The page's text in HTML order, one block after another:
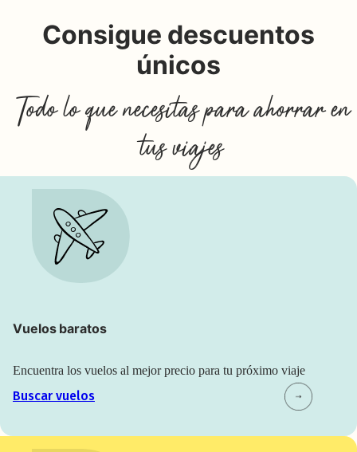
Consigue descuentos
únicos
Todo lo que necesitas para ahorrar en
tus viajes
Vuelos baratos
Encuentra los vuelos al mejor precio para tu próximo viaje
Buscar vuelos